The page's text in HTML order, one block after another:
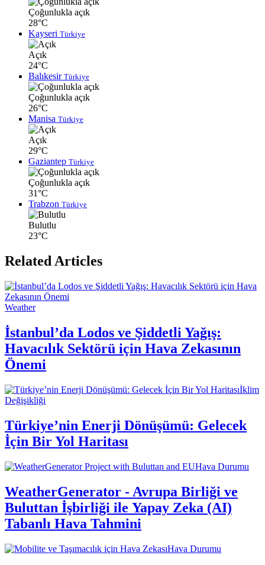
Çoğunlukla açık
28°C
Kayseri Türkiye
Açık
24°C
Balıkesir Türkiye
Çoğunlukla açık
26°C
Manisa Türkiye
Açık
29°C
Gaziantep Türkiye
Çoğunlukla açık
31°C
Trabzon Türkiye
Bulutlu
23°C
Related Articles
Weather
İstanbul’da Lodos ve Şiddetli Yağış:
Havacılık Sektörü için Hava Zekasının
Önemi
İklim
Değişikliği
Türkiye’nin Enerji Dönüşümü: Gelecek
İçin Bir Yol Haritası
Hava Durumu
WeatherGenerator - Avrupa Birliği ve
Buluttan İşbirliği ile Yapay Zeka (AI)
Tabanlı Hava Tahmini
Hava Durumu